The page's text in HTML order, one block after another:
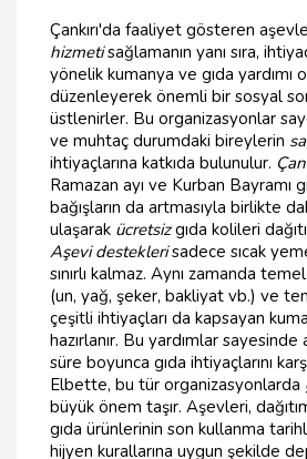
Çankırı'da faaliyet gösteren
hizmetisağlamanın yanı sıra,
yönelik kumanya ve gıda yardımı
düzenleyerek önemli bir sosyal
üstlenirler. Bu organizasyonlar
ve muhtaç durumdaki bireylerin
ihtiyaçlarına katkıda bulunulur.
Ramazan ayı ve Kurban Bayramı
bağışların da artmasıyla birlikte
ulaşarak ücretsizgıda kolileri
Aşevi desteklerisadece sıcak
sınırlı kalmaz. Aynı zamanda
(un, yağ, şeker, bakliyat vb.) ve
çeşitli ihtiyaçları da kapsayan
hazırlanır. Bu yardımlar
süre boyunca gıda ihtiyaçlarını
Elbette, bu tür organizasyonlarda
büyük önem taşır. Aşevleri,
gıda ürünlerinin son kullanma
hijyen kurallarına uygun şekilde